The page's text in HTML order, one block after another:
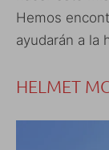
Hemos
ayudarán a la
HELMET